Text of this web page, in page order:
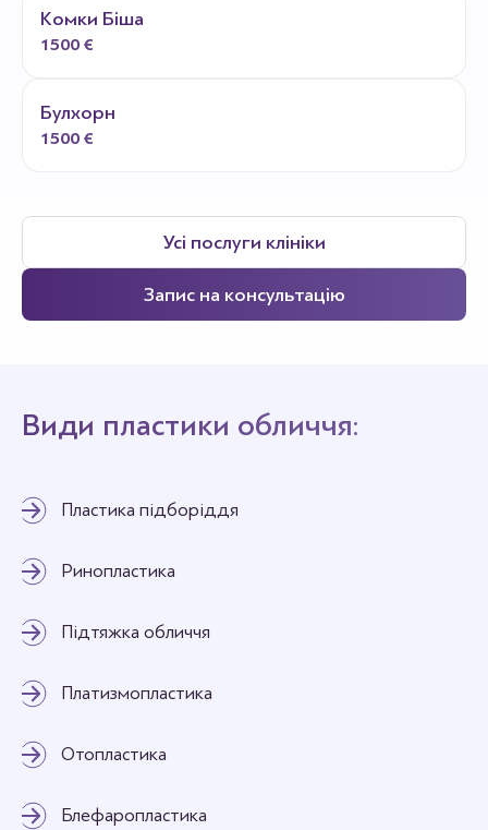
Комки Біша
1500 €
Булхорн
1500 €
Усі послуги клініки
Запис на консультацію
Види пластики обличчя:
Пластика підборіддя
Ринопластика
Підтяжка обличчя
Платизмопластика
Отопластика
Блефаропластика